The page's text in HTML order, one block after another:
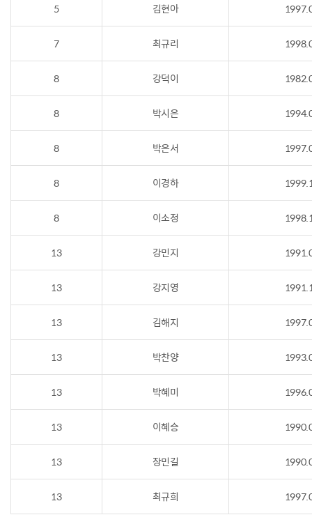
5 김현아
7 최규리
8 강덕이
8 박시은
8 박은서
8 이경하
8 이소정
13 강민지
13 강지영
13 김해지
13 박찬양
13 박혜미
13 이혜승
13 장민길
13 최규희